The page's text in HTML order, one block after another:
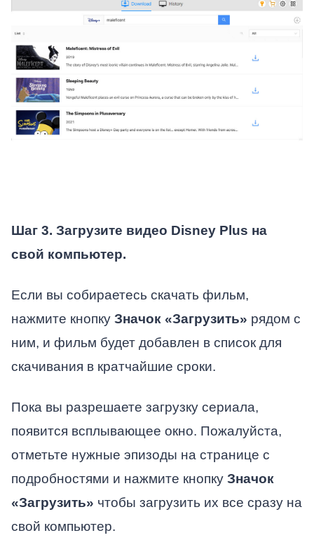
Шаг 3. Загрузите видео Disney Plus на
свой компьютер.
Если вы собираетесь скачать фильм,
нажмите кнопку Значок «Загрузить» рядом с
ним, и фильм будет добавлен в список для
скачивания в кратчайшие сроки.
Пока вы разрешаете загрузку сериала,
появится всплывающее окно. Пожалуйста,
отметьте нужные эпизоды на странице с
подробностями и нажмите кнопку Значок
«Загрузить» чтобы загрузить их все сразу на
свой компьютер.